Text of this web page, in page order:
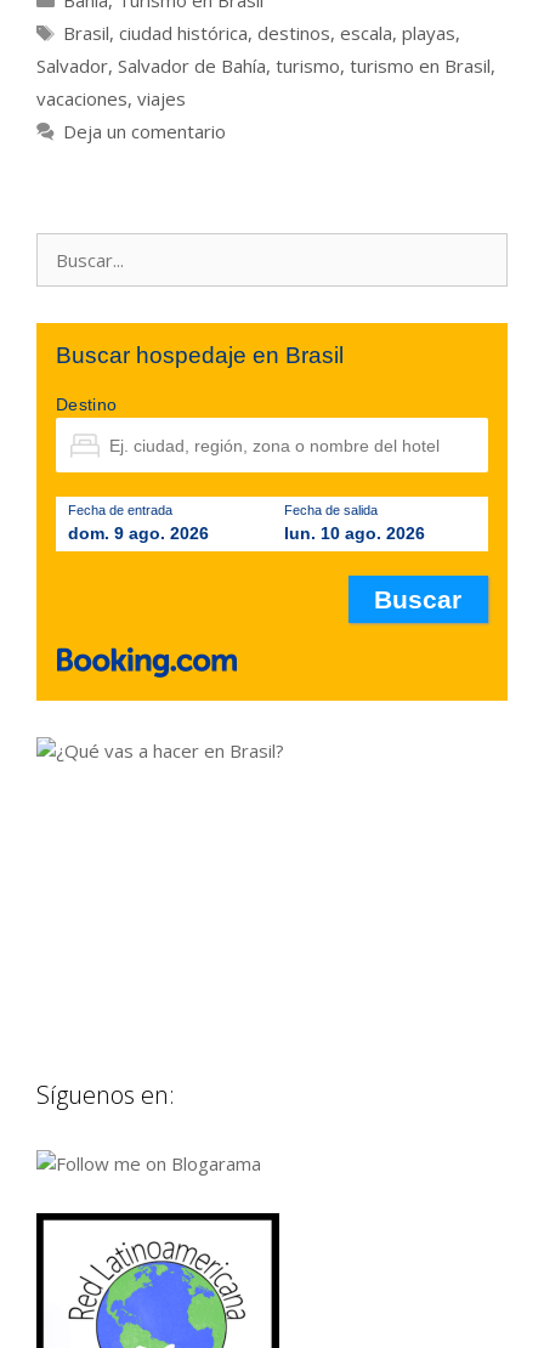
Etiquetas
Brasil, ciudad histórica, destinos, escala, playas,
Salvador, Salvador de Bahía, turismo, turismo en Brasil,
vacaciones, viajes
Deja un comentario
Buscar hospedaje en Brasil
Destino
Fecha de entrada
dom. 9 ago. 2026
Fecha de salida
lun. 10 ago. 2026
Síguenos en: